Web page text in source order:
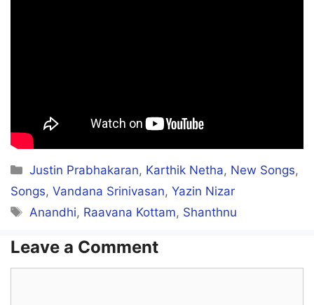
Kanakka sirikiren
Edhukko rasikkiren
Uthaana uthula
Oyila nenanjen
Categories
Justin Prabhakaran, Karthik Netha, New Songs,
Songs, Vandana Srinivasan, Yazin Nizar
Tags
Anandhi, Raavana Kottam, Shanthnu
Leave a Comment